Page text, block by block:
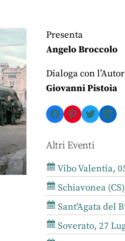
Presenta
Angelo Broccolo
Dialoga con
Giovanni Pistoia
Facebook
Pinterest
Twitter
Altri Eventi
Vibo Valentia,
Schiavonea
Sant'Agata del
Soverato, 27